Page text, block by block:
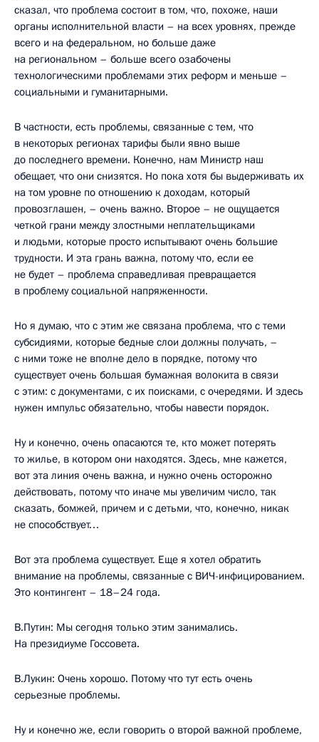
сказал, что проблема состоит в том, что, похоже, наши
органы исполнительной власти – на всех уровнях, прежде
всего и на федеральном, но больше даже
на региональном – больше всего озабочены
технологическими проблемами этих реформ и меньше –
социальными и гуманитарными.
В частности, есть проблемы, связанные с тем, что
в некоторых регионах тарифы были явно выше
до последнего времени. Конечно, нам Министр наш
обещает, что они снизятся. Но пока хотя бы выдерживать их
на том уровне по отношению к доходам, который
провозглашен, – очень важно. Второе – не ощущается
четкой грани между злостными неплательщиками
и людьми, которые просто испытывают очень большие
трудности. И эта грань важна, потому что, если ее
не будет – проблема справедливая превращается
в проблему социальной напряженности.
Но я думаю, что с этим же связана проблема, что с теми
субсидиями, которые бедные слои должны получать, –
с ними тоже не вполне дело в порядке, потому что
существует очень большая бумажная волокита в связи
с этим: с документами, с их поисками, с очередями. И здесь
нужен импульс обязательно, чтобы навести порядок.
Ну и конечно, очень опасаются те, кто может потерять
то жилье, в котором они находятся. Здесь, мне кажется,
вот эта линия очень важна, и нужно очень осторожно
действовать, потому что иначе мы увеличим число, так
сказать, бомжей, причем и с детьми, что, конечно, никак
не способствует…
Вот эта проблема существует. Еще я хотел обратить
внимание на проблемы, связанные с ВИЧ-инфицированием.
Это контингент – 18–24 года.
В.Путин: Мы сегодня только этим занимались.
На президиуме Госсовета.
В.Лукин: Очень хорошо. Потому что тут есть очень
серьезные проблемы.
Ну и конечно же, если говорить о второй важной проблеме,